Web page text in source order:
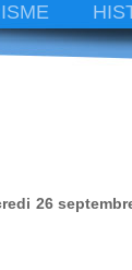
26